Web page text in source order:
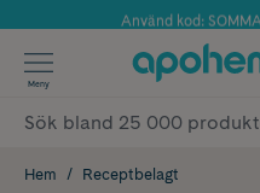
Årets Butik
Använd kod:
✓
✓ Poäng
Meny
Hem Receptbelagt